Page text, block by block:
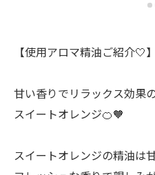
【使用アロマ精油ご紹介🤍
甘い香りでリラックス効果
スイートオレンジ🍊🧡
スイートオレンジの精油は